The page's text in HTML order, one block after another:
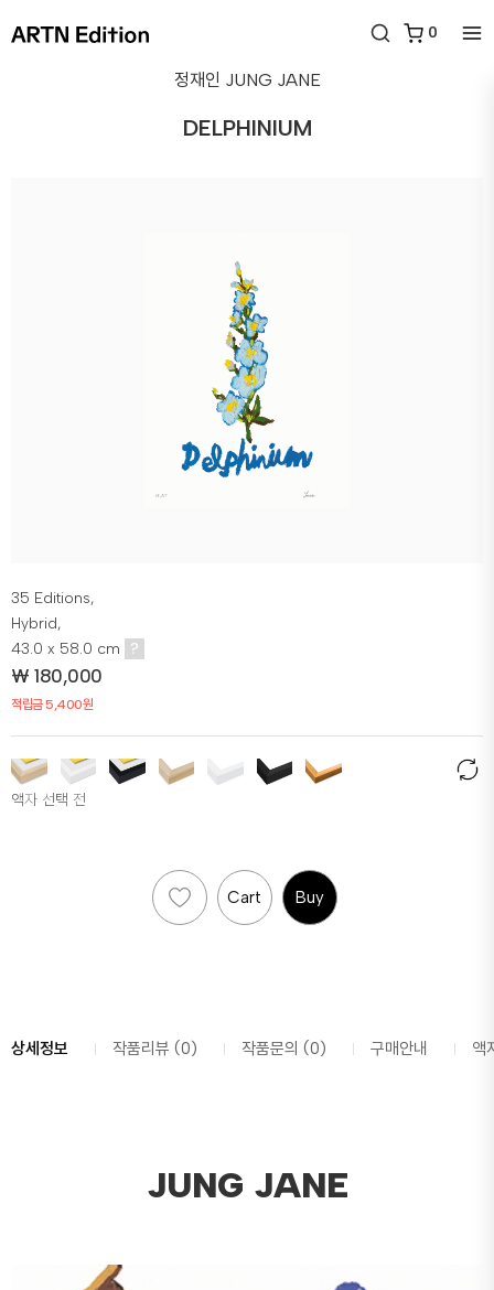
0
정재인 JUNG JANE
DELPHINIUM
35 Editions,
Hybrid,
43.0 x 58.0 cm
?
₩180,000
적립금 5,400원
액자 선택 전
Cart Buy
상세정보 작품리뷰 (0) 작품문의 (0) 구매안내 액
JUNG JANE